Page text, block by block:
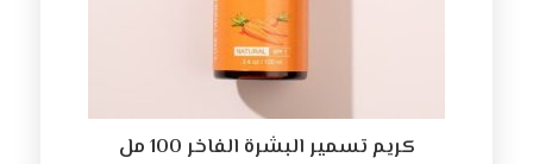
كريم تسمير البشرة الفاخر 100 مل